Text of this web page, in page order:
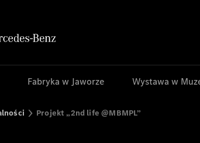
Fabryka w Jaworze Wystawa w
Benz Manufacturing Poland
Projekt „2nd life @MBMPL”